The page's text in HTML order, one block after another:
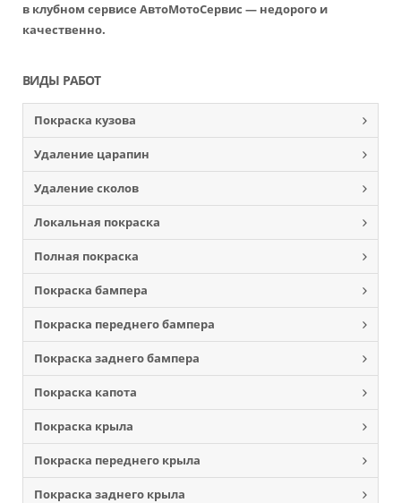
в клубном сервисе АвтоМотоСервис — недорого и
качественно.
ВИДЫ РАБОТ
Покраска кузова
Удаление царапин
Удаление сколов
Локальная покраска
Полная покраска
Покраска бампера
Покраска переднего бампера
Покраска заднего бампера
Покраска капота
Покраска крыла
Покраска переднего крыла
Покраска заднего крыла